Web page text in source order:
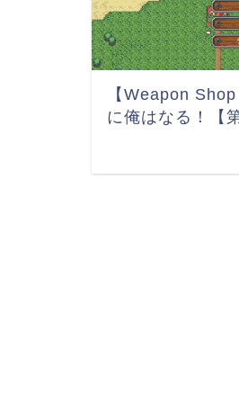
【Weapon
に俺はなる！【